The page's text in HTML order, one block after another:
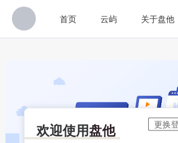
首页 云屿 关于盘他
欢迎使用盘他